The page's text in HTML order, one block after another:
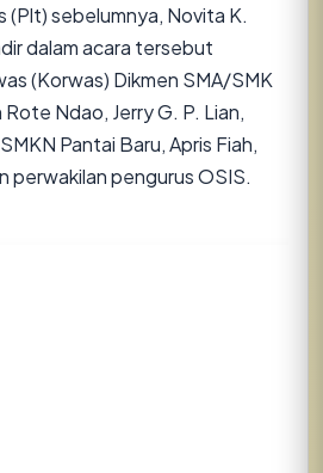
(Plt) sebelumnya, Novita K.
dalam acara tersebut
(Korwas) Dikmen SMA/SMK
Ndao, Jerry G. P. Lian,
Pantai Baru, Apris Fiah,
perwakilan pengurus OSIS.